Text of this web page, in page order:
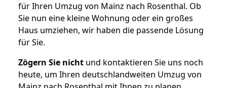
für Ihren Umzug von Mainz nach Rosenthal. Ob
Sie nun eine kleine Wohnung oder ein großes
Haus umziehen, wir haben die passende Lösung
für Sie.
Zögern Sie nicht und kontaktieren Sie uns noch
heute, um Ihren deutschlandweiten Umzug von